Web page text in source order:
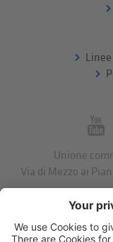
Unione
Via di Mezzo ai